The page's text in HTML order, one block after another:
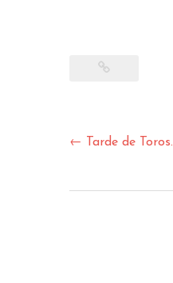
Navegación
← Tarde de Toros.